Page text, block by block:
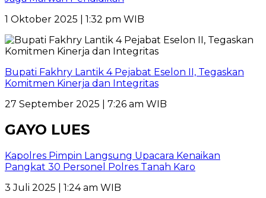
1 Oktober 2025 | 1:32 pm WIB
Bupati Fakhry Lantik 4 Pejabat Eselon II, Tegaskan
Komitmen Kinerja dan Integritas
27 September 2025 | 7:26 am WIB
GAYO LUES
Kapolres Pimpin Langsung Upacara Kenaikan
Pangkat 30 Personel Polres Tanah Karo
3 Juli 2025 | 1:24 am WIB